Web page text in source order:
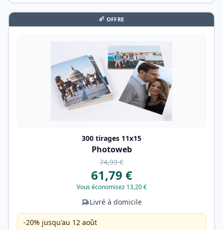
4E OFFRE
300 tirages 11x15
Photoweb
74,99 €
61,79 €
Vous économisez 13,20 €
Livré à domicile
-20% jusqu'au 12 août